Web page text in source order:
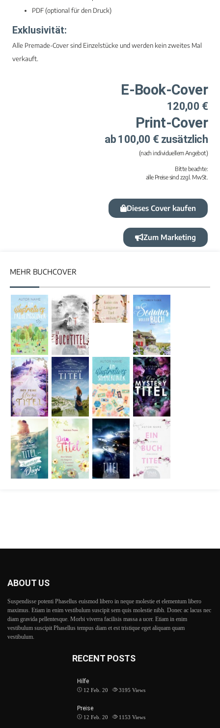
PDF (optional für den Druck)
Exklusivität:
Alle Premade-Cover sind Einzelstücke und werden kein zweites Mal
verkauft.
E-Book-Cover
120,00 €
Print-Cover
ab 100,00 € zusätzlich
(nach individuellem Angebot)
Bitte beachte:
alle Preise sind zzgl. MwSt.
Dieses Cover kaufen
Zum Marketing
MEHR BUCHCOVER
ABOUT US
Suspendisse potenti Phasellus euismod libero in neque molestie et elementum libero
maximus. Etiam in enim vestibulum suscipit sem quis molestie nibh. Donec ac lacus nec
diam gravida pellentesque. Morbi viverra facilisis massa a ucer. Etiam in enim
vestibulum suscipit Phasellus tempus diam et est tristique eget aliquam quam
vestibulum.
RECENT POSTS
Hilfe
12 Feb. 20 3195 Views
Preise
12 Feb. 20 1153 Views